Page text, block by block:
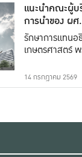
แนะนำคณะผู้บ
การนำของ ผ
ธรรม
รักษาการแทน
เกษตรศาสตร์
14 กรกฎาคม 2569